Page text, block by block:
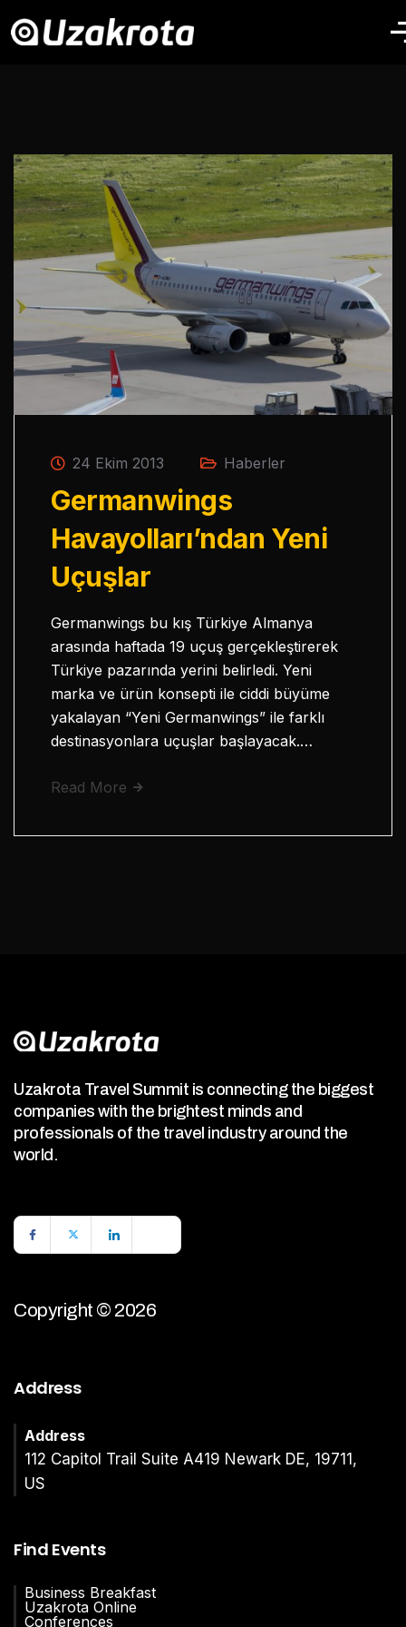
24 Ekim 2013 Haberler
Germanwings
Havayolları’ndan Yeni
Uçuşlar
Germanwings bu kış Türkiye Almanya
arasında haftada 19 uçuş gerçekleştirerek
Türkiye pazarında yerini belirledi. Yeni
marka ve ürün konsepti ile ciddi büyüme
yakalayan “Yeni Germanwings” ile farklı
destinasyonlara uçuşlar başlayacak.…
Read More
Uzakrota Travel Summit is connecting the biggest
companies with the brightest minds and
professionals of the travel industry around the
world.
Copyright © 2026
Address
Address
112 Capitol Trail Suite A419 Newark DE, 19711,
US
Find Events
Business Breakfast
Uzakrota Online
Conferences